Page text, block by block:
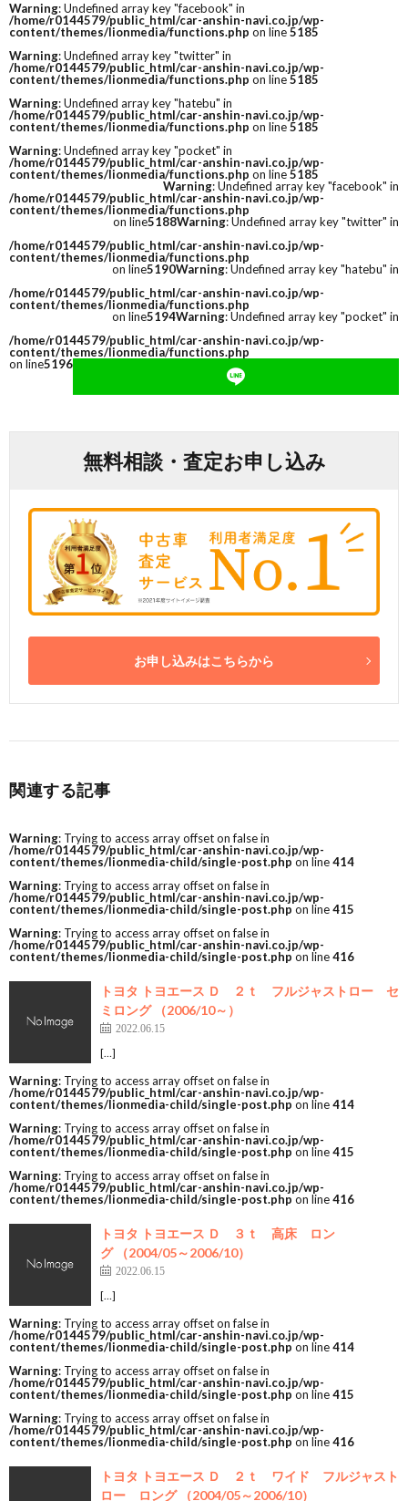
Warning: Undefined array key "facebook" in
/home/r0144579/public_html/car-anshin-navi.co.jp/wp-
content/themes/lionmedia/functions.php on line5185
Warning: Undefined array key "twitter" in
/home/r0144579/public_html/car-anshin-navi.co.jp/wp-
content/themes/lionmedia/functions.php on line5185
Warning: Undefined array key "hatebu" in
/home/r0144579/public_html/car-anshin-navi.co.jp/wp-
content/themes/lionmedia/functions.php on line5185
Warning: Undefined array key "pocket" in
/home/r0144579/public_html/car-anshin-navi.co.jp/wp-
content/themes/lionmedia/functions.php on line5185
Warning: Undefined array key "facebook" in
/home/r0144579/public_html/car-anshin-navi.co.jp/wp-
content/themes/lionmedia/functions.php
on line5188Warning: Undefined array key "twitter" in
/home/r0144579/public_html/car-anshin-navi.co.jp/wp-
content/themes/lionmedia/functions.php
on line5190Warning: Undefined array key "hatebu" in
/home/r0144579/public_html/car-anshin-navi.co.jp/wp-
content/themes/lionmedia/functions.php
on line5194Warning: Undefined array key "pocket" in
/home/r0144579/public_html/car-anshin-navi.co.jp/wp-
content/themes/lionmedia/functions.php
on line5196
無料相談・査定お申し込み
お申し込みはこちらから
関連する記事
Warning: Trying to access array offset on false in
/home/r0144579/public_html/car-anshin-navi.co.jp/wp-
content/themes/lionmedia-child/single-post.php on line414
Warning: Trying to access array offset on false in
/home/r0144579/public_html/car-anshin-navi.co.jp/wp-
content/themes/lionmedia-child/single-post.php on line415
Warning: Trying to access array offset on false in
/home/r0144579/public_html/car-anshin-navi.co.jp/wp-
content/themes/lionmedia-child/single-post.php on line416
トヨタ トヨエース Ｄ ２ｔ フルジャストロー セ
ミロング （2006/10～）
2022.06.15
[…]
Warning: Trying to access array offset on false in
/home/r0144579/public_html/car-anshin-navi.co.jp/wp-
content/themes/lionmedia-child/single-post.php on line414
Warning: Trying to access array offset on false in
/home/r0144579/public_html/car-anshin-navi.co.jp/wp-
content/themes/lionmedia-child/single-post.php on line415
Warning: Trying to access array offset on false in
/home/r0144579/public_html/car-anshin-navi.co.jp/wp-
content/themes/lionmedia-child/single-post.php on line416
トヨタ トヨエース Ｄ ３ｔ 高床 ロン
グ （2004/05～2006/10）
2022.06.15
[…]
Warning: Trying to access array offset on false in
/home/r0144579/public_html/car-anshin-navi.co.jp/wp-
content/themes/lionmedia-child/single-post.php on line414
Warning: Trying to access array offset on false in
/home/r0144579/public_html/car-anshin-navi.co.jp/wp-
content/themes/lionmedia-child/single-post.php on line415
Warning: Trying to access array offset on false in
/home/r0144579/public_html/car-anshin-navi.co.jp/wp-
content/themes/lionmedia-child/single-post.php on line416
トヨタ トヨエース Ｄ ２ｔ ワイド フルジャスト
ロー ロング （2004/05～2006/10）